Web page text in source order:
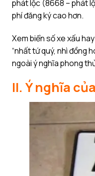
phát lộc (8668 – phát
phí đăng ký cao hơn.
Xem biển số xe xấu
“nhất tứ quý, nhì đồng
ngoài ý nghĩa phong
II. Ý nghĩa